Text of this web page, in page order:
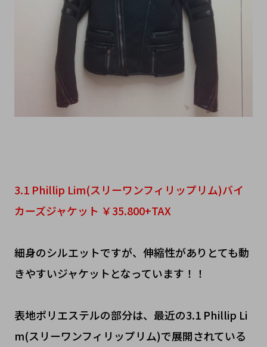
3.1 Phillip Lim(スリーワンフィリップリム)バイ
カーズジャケット ￥35.800+TAX
細身のシルエットですが、伸縮性がありとても動
きやすいジャケットとなっています！！
表地ポリエステルの部分は、最近の3.1 Phillip Li
m(スリーワンフィリップリム)で展開されている